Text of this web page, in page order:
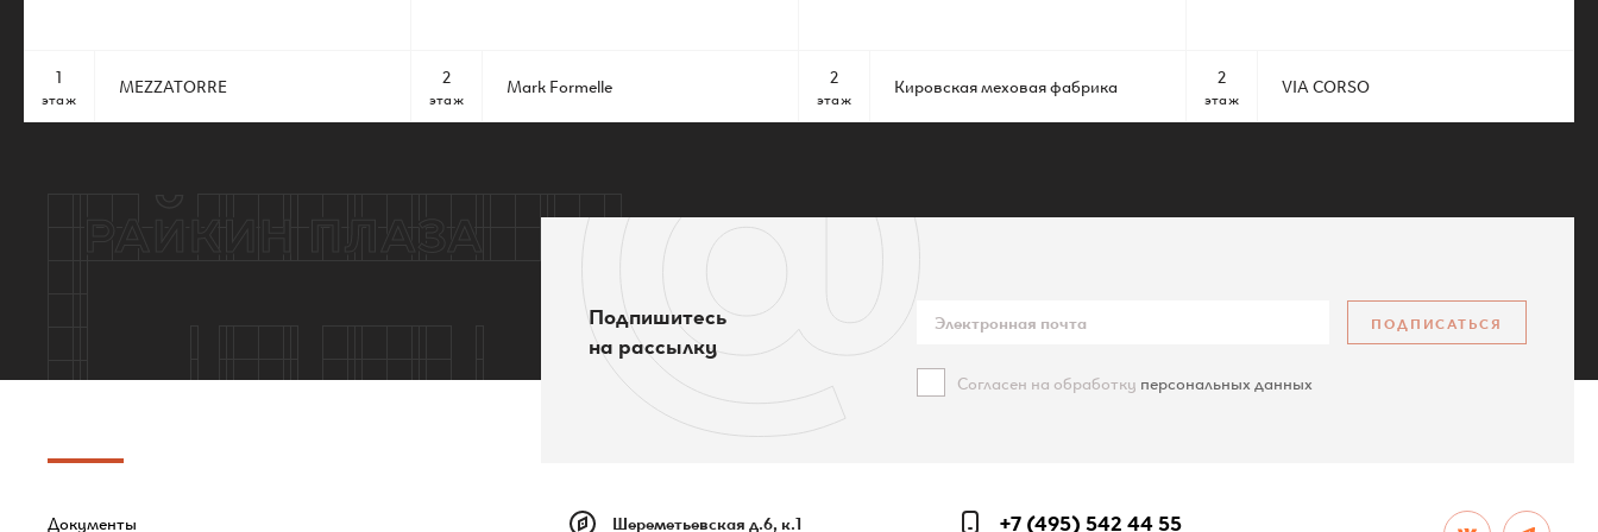
1
этаж MEZZATORRE 2
этаж Mark Formelle 2
этаж Кировская меховая фабрика 2
этаж VIA CORSO
Подпишитесь
на рассылку
ПОДПИСАТЬСЯ
Согласен на обработку персональных данных
Документы Шереметьевская д.6, к.1 +7 (495) 542 44 55